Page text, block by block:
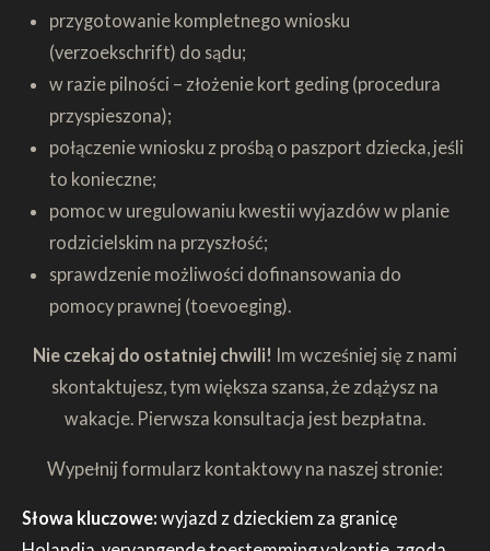
przygotowanie kompletnego wniosku
(verzoekschrift) do sądu;
w razie pilności – złożenie kort geding (procedura
przyspieszona);
połączenie wniosku z prośbą o paszport dziecka, jeśli
to konieczne;
pomoc w uregulowaniu kwestii wyjazdów w planie
rodzicielskim na przyszłość;
sprawdzenie możliwości dofinansowania do
pomocy prawnej (toevoeging).
Nie czekaj do ostatniej chwili! Im wcześniej się z nami
skontaktujesz, tym większa szansa, że zdążysz na
wakacje. Pierwsza konsultacja jest bezpłatna.
Wypełnij formularz kontaktowy na naszej stronie:
Słowa kluczowe: wyjazd z dzieckiem za granicę